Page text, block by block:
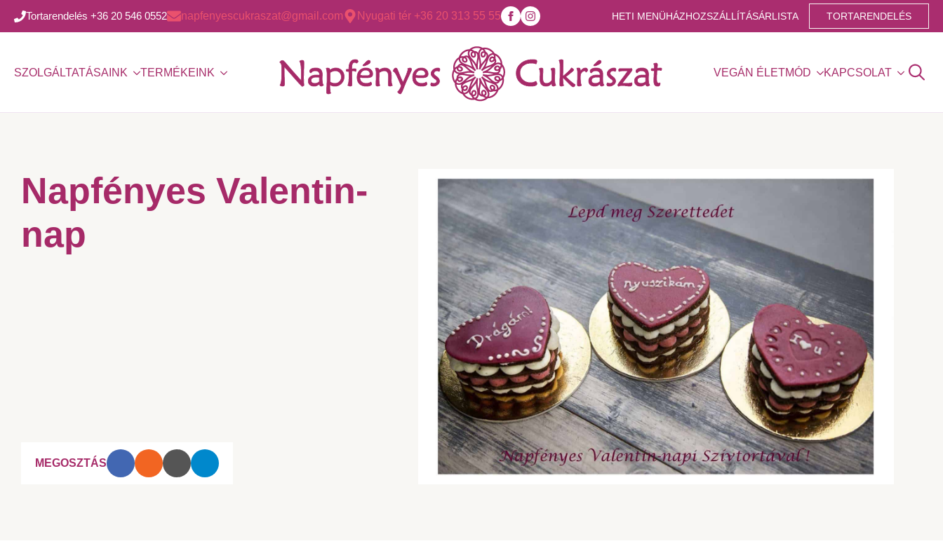
Tortarendelés +36 20 546 0552 napfenyescukraszat@gmail.com Nyugati tér +36 20 313 55 55 HETI MENÜHÁZHOZSZÁLLÍTÁSÁRLISTA TORTARENDELÉS
SZOLGÁLTATÁSAINK TERMÉKEINK VEGÁN ÉLETMÓD
KAPCSOLAT
for:
Napfényes Valentin-
nap
MEGOSZTÁS